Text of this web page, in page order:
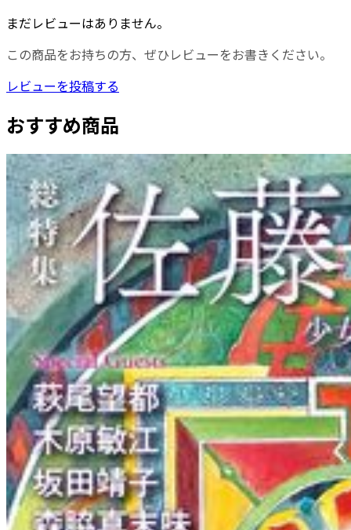
まだレビューはありません。
この商品をお持ちの方、ぜひレビューをお書きください。
レビューを投稿する
おすすめ商品